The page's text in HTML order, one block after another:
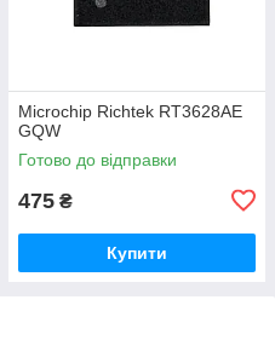
Microchip Richtek RT3628AE
GQW
Готово до відправки
475 ₴
Купити